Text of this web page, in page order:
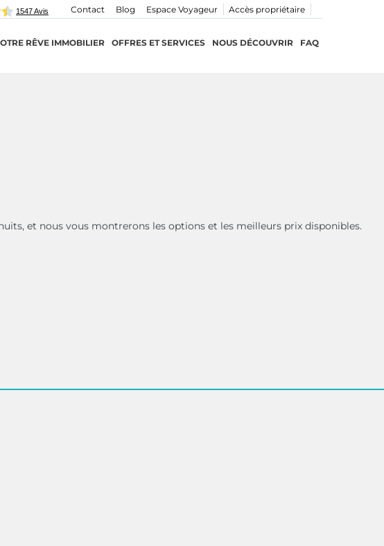
Accès propriétaire
Espace Voyageur
Blog
Contact
RÊVE IMMOBILIER OFFRES ET SERVICES NOUS DÉCOUVRIR FAQ
et nous vous montrerons les options et les meilleurs prix disponibles.